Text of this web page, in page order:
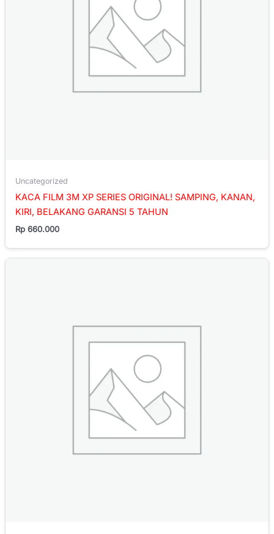
Uncategorized
KACA FILM 3M XP SERIES ORIGINAL! SAMPING, KANAN,
KIRI, BELAKANG GARANSI 5 TAHUN
Rp 660.000